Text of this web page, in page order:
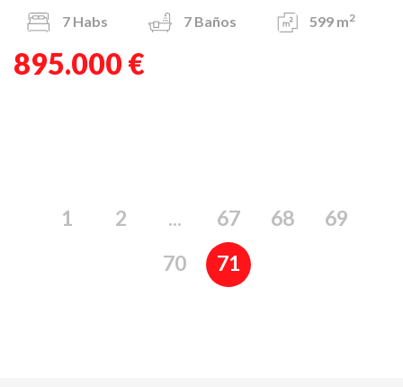
7 Habs 7 Baños 599 m2
895.000 €
1 2 ... 67 68
69
70
71